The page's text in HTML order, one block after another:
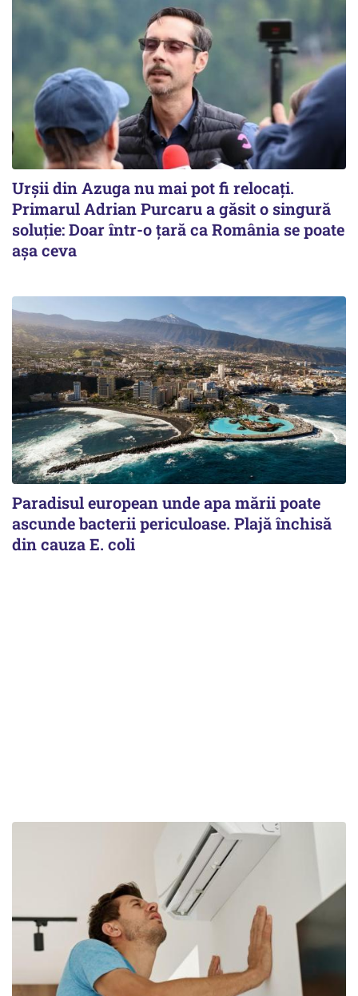
Urșii din Azuga nu mai pot fi relocați.
Primarul Adrian Purcaru a găsit o singură
soluție: Doar într-o țară ca România se poate
așa ceva
Paradisul european unde apa mării poate
ascunde bacterii periculoase. Plajă închisă
din cauza E. coli